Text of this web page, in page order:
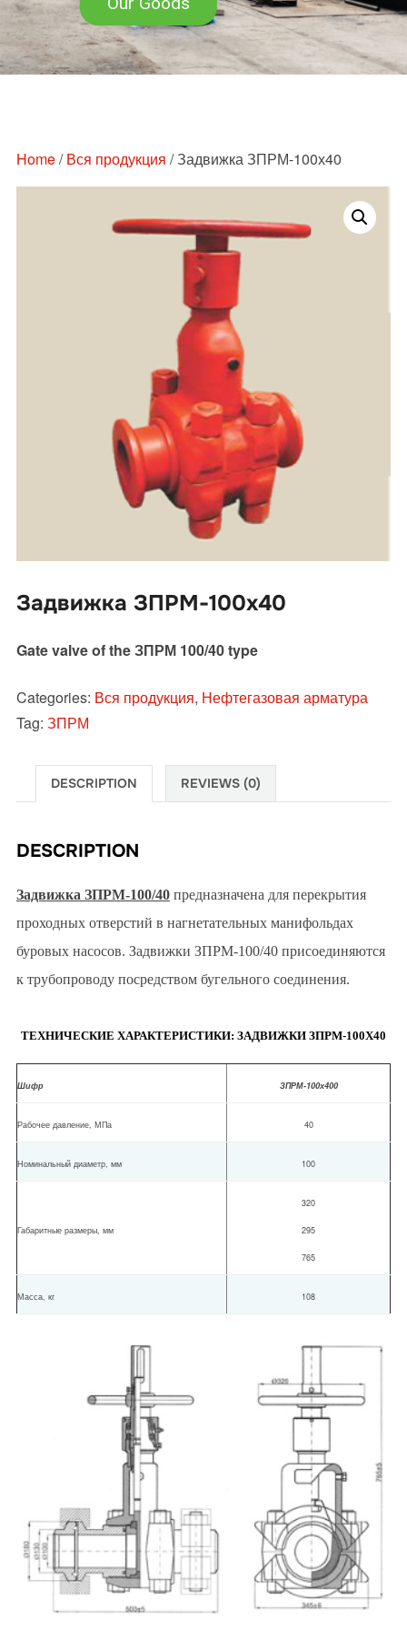
Home/Вся продукция / Задвижка ЗПРМ-100х40
Задвижка ЗПРМ-100х40
Gate valve of the ЗПРМ 100/40 type
Categories: Вся продукция, Нефтегазовая арматура
Tag: ЗПРМ
DESCRIPTION REVIEWS (0)
DESCRIPTION
Задвижка ЗПРМ-100/40предназначена для перекрытия
проходных отверстий в нагнетательных манифольдах
буровых насосов. Задвижки ЗПРМ-100/40 присоединяются
к трубопроводу посредством бугельного соединения.
ТЕХНИЧЕСКИЕ ХАРАКТЕРИСТИКИ: ЗАДВИЖКИ ЗПРМ-100Х40
Шифр ЗПРМ-100х400
Рабочее давление, МПа 40
Номинальный диаметр, мм 100
Габаритные размеры, мм
320
295
765
Масса, кг 108